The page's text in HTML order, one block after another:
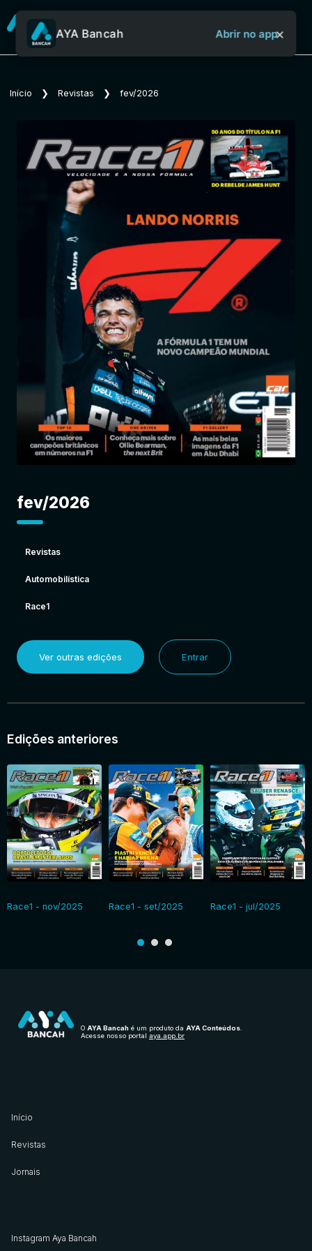
Sobre o Aya Bancah
Início
Revistas
Notícias
Entrar
AYA Bancah Abrir no app×
Início ❯ Revistas ❯ fev/2026
fev/2026
Revistas
Automobilística
Race1
Ver outras edições Entrar
Edições anteriores
Race1 - nov/2025 Race1 - set/2025 Race1 - jul/2025
O AYA Bancah é um produto da AYA Conteúdos
Acesse nosso portal aya.app.br
Início
Revistas
Jornais
Instagram Aya Bancah